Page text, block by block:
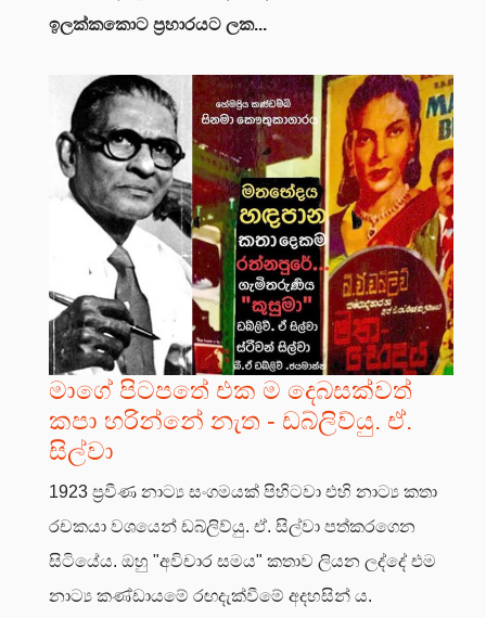
ඉලක්කකොට ප්‍රහාරයට ලක...
මාගේ පිටපතේ එක ම දෙබසක්වත්
කපා හරින්නේ නැත - ඩබ්ලිව්යු. ඒ.
සිල්වා
1923 ප්‍රවීණ නාට්‍ය සංගමයක් පිහිටවා එහි නාට්‍ය කතා
රචකයා වශයෙන් ඩබ්ලිව්යු. ඒ. සිල්වා පත්කරගෙන
සිටියේය. ඔහු "අවිචාර සමය" කතාව ලියන ලද්දේ එම
නාට්‍ය කණ්ඩායමේ රඟදැක්වීමේ අදහසින් ය.